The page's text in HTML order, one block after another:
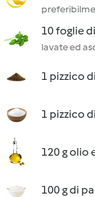
10 foglie
lavate ed
1 pizzico
1 pizzico
120 g olio
100 g di